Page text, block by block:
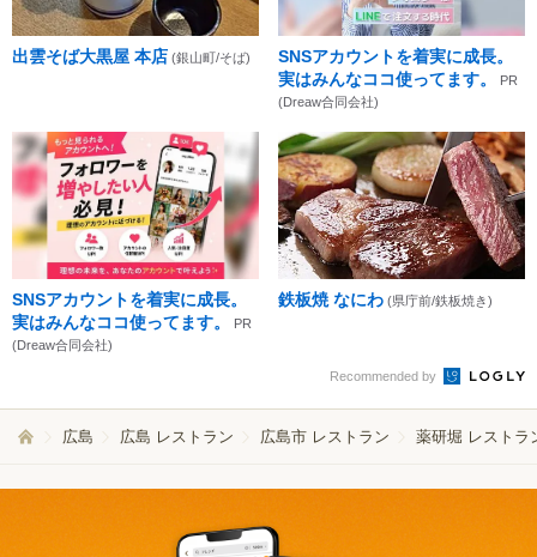
出雲そば大黒屋 本店 (銀山町/そば)
SNSアカウントを着実に成長。
実はみんなココ使ってます。
PR
(Dreaw合同会社)
SNSアカウントを着実に成長。
実はみんなココ使ってます。
PR
(Dreaw合同会社)
鉄板焼 なにわ (県庁前/鉄板焼き)
Recommended by
広島 広島 レストラン 広島市 レストラン 薬研堀 レストラ